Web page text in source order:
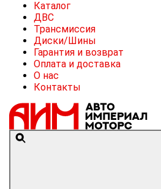
Каталог
ДВС
Трансмиссия
Диски/Шины
Гарантия и возврат
Оплата и доставка
О нас
Контакты